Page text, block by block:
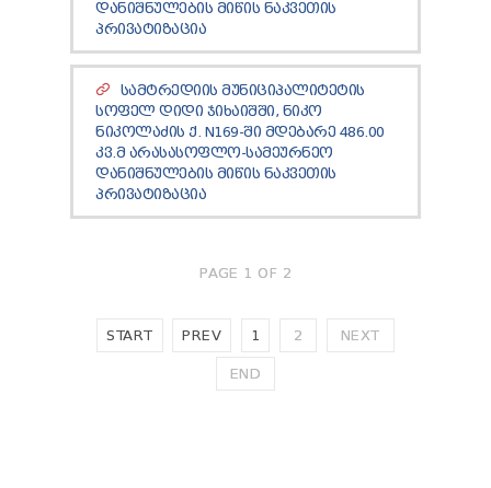
ᲓᲐᲜᲘᲨᲜᲣᲚᲔᲑᲘᲡ ᲛᲘᲬᲘᲡ ᲜᲐᲙᲕᲔᲗᲘᲡ
ᲞᲠᲘᲕᲐᲢᲘᲖᲐᲪᲘᲐ
ᲡᲐᲛᲢᲠᲔᲓᲘᲘᲡ ᲛᲣᲜᲘᲪᲘᲞᲐᲚᲘᲢᲔᲢᲘᲡ
ᲡᲝᲤᲔᲚ ᲓᲘᲓᲘ ᲯᲘᲮᲐᲘᲨᲨᲘ, ᲜᲘᲙᲝ
ᲜᲘᲙᲝᲚᲐᲫᲘᲡ Ქ. N169-ᲨᲘ ᲛᲓᲔᲑᲐᲠᲔ 486.00
ᲙᲕ.Მ ᲐᲠᲐᲡᲐᲡᲝᲤᲚᲝ-ᲡᲐᲛᲔᲣᲠᲜᲔᲝ
ᲓᲐᲜᲘᲨᲜᲣᲚᲔᲑᲘᲡ ᲛᲘᲬᲘᲡ ᲜᲐᲙᲕᲔᲗᲘᲡ
ᲞᲠᲘᲕᲐᲢᲘᲖᲐᲪᲘᲐ
PAGE 1 OF 2
START PREV 1 2 NEXT
END